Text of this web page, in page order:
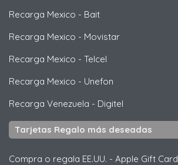
Recarga Mexico - Bait
Recarga Mexico - Movistar
Recarga Mexico - Telcel
Recarga Mexico - Unefon
Recarga Venezuela - Digitel
Tarjetas Regalo más deseadas
Compra o regala EE.UU. - Apple Gift Card